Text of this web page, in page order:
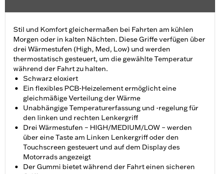
Stil und Komfort gleichermaßen bei Fahrten am kühlen
Morgen oder in kalten Nächten. Diese Griffe verfügen über
drei Wärmestufen (High, Med, Low) und werden
thermostatisch gesteuert, um die gewählte Temperatur
während der Fahrt zu halten.
Schwarz eloxiert
Ein flexibles PCB-Heizelement ermöglicht eine
gleichmäßige Verteilung der Wärme
Unabhängige Temperaturerfassung und -regelung für
den linken und rechten Lenkergriff
Drei Wärmestufen – HIGH/MEDIUM/LOW – werden
über eine Taste am Linken Lenkergriff oder den
Touchscreen gesteuert und auf dem Display des
Motorrads angezeigt
Der Gummi bietet während der Fahrt einen sicheren